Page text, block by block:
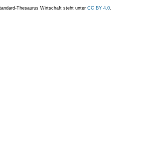
Thesaurus Wirtschaft steht unter CC BY 4.0